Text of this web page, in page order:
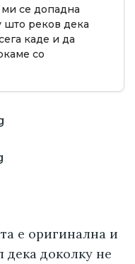
се допадна
што реков дека
каде и да
со
е оригинална и
доколку не